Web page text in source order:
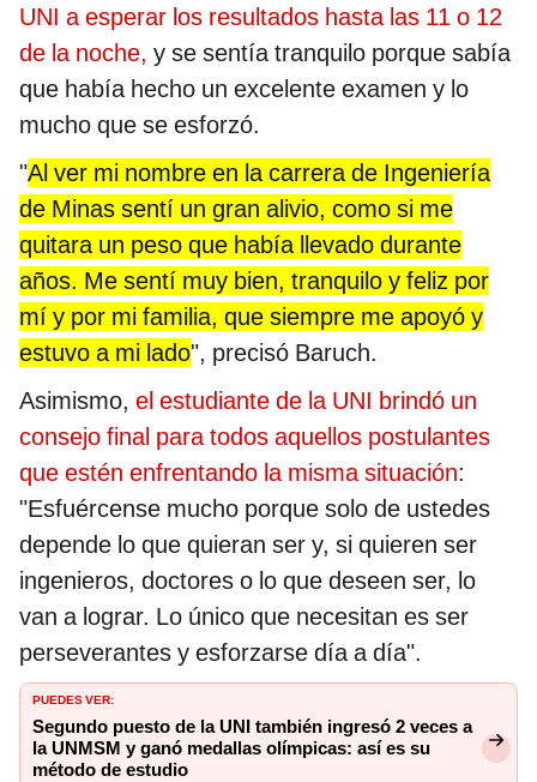
UNI a esperar los resultados hasta las 11 o 12
de la noche, y se sentía tranquilo porque sabía
que había hecho un excelente examen y lo
mucho que se esforzó.
"Al ver mi nombre en la carrera de Ingeniería
de Minas sentí un gran alivio, como si me
quitara un peso que había llevado durante
años. Me sentí muy bien, tranquilo y feliz por
mí y por mi familia, que siempre me apoyó y
estuvo a mi lado", precisó Baruch.
Asimismo, el estudiante de la UNI brindó un
consejo final para todos aquellos postulantes
que estén enfrentando la misma situación:
"Esfuércense mucho porque solo de ustedes
depende lo que quieran ser y, si quieren ser
ingenieros, doctores o lo que deseen ser, lo
van a lograr. Lo único que necesitan es ser
perseverantes y esforzarse día a día".
PUEDES VER:
Segundo puesto de la UNI también ingresó 2 veces a
la UNMSM y ganó medallas olímpicas: así es su
método de estudio